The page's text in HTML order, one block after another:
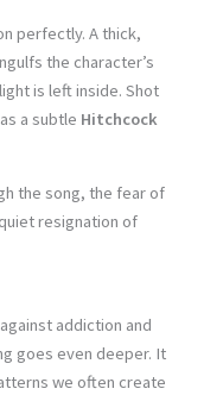
perfectly. A thick,
the character’s
is left inside. Shot
a subtle Hitchcock
the song, the fear of
resignation of
addiction and
goes even deeper. It
we often create